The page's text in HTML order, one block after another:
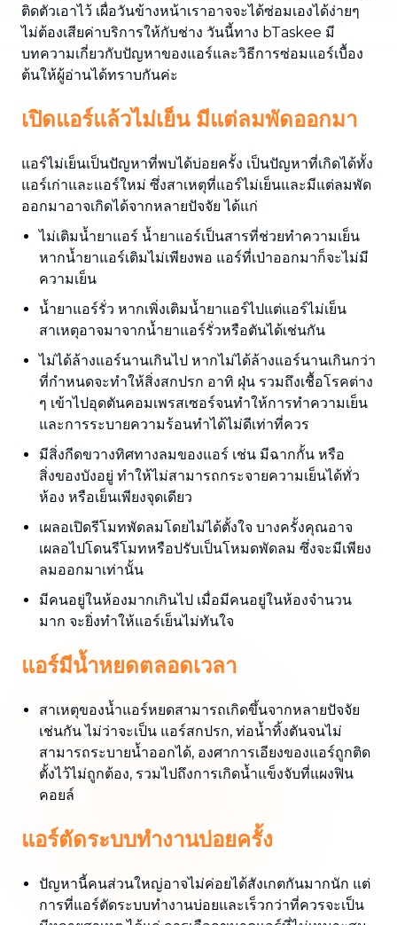
ติดตัวเอาไว้ เผื่อวันข้างหน้าเราอาจจะได้ซ่อมเองได้ง่ายๆ
ไม่ต้องเสียค่าบริการให้กับช่าง วันนี้ทาง bTaskee มี
บทความเกี่ยวกับปัญหาของแอร์และวิธีการซ่อมแอร์เบื้อง
ต้นให้ผู้อ่านได้ทราบกันค่ะ
เปิดแอร์แล้วไม่เย็น มีแต่ลมพัดออกมา
แอร์ไม่เย็นเป็นปัญหาที่พบได้บ่อยครั้ง เป็นปัญหาที่เกิดได้ทั้ง
แอร์เก่าและแอร์ใหม่ ซึ่งสาเหตุที่แอร์ไม่เย็นและมีแต่ลมพัด
ออกมาอาจเกิดได้จากหลายปัจจัย ได้แก่
ไม่เติมน้ำยาแอร์ น้ำยาแอร์เป็นสารที่ช่วยทำความเย็น
หากน้ำยาแอร์เติมไม่เพียงพอ แอร์ที่เป่าออกมาก็จะไม่มี
ความเย็น
น้ำยาแอร์รั่ว หากเพิ่งเติมน้ำยาแอร์ไปแต่แอร์ไม่เย็น
สาเหตุอาจมาจากน้ำยาแอร์รั่วหรือตันได้เช่นกัน
ไม่ได้ล้างแอร์นานเกินไป หากไม่ได้ล้างแอร์นานเกินกว่า
ที่กำหนดจะทำให้สิ่งสกปรก อาทิ ฝุ่น รวมถึงเชื้อโรคต่าง
ๆ เข้าไปอุดตันคอมเพรสเซอร์จนทำให้การทำความเย็น
และการระบายความร้อนทำได้ไม่ดีเท่าที่ควร
มีสิ่งกีดขวางทิศทางลมของแอร์ เช่น มีฉากกั้น หรือ
สิ่งของบังอยู่ ทำให้ไม่สามารถกระจายความเย็นได้ทั่ว
ห้อง หรือเย็นเพียงจุดเดียว
เผลอเปิดรีโมทพัดลมโดยไม่ได้ตั้งใจ บางครั้งคุณอาจ
เผลอไปโดนรีโมทหรือปรับเป็นโหมดพัดลม ซึ่งจะมีเพียง
ลมออกมาเท่านั้น
มีคนอยู่ในห้องมากเกินไป เมื่อมีคนอยู่ในห้องจำนวน
มาก จะยิ่งทำให้แอร์เย็นไม่ทันใจ
แอร์มีน้ำหยดตลอดเวลา
สาเหตุของน้ำแอร์หยดสามารถเกิดขึ้นจากหลายปัจจัย
เช่นกัน ไม่ว่าจะเป็น แอร์สกปรก, ท่อน้ำทิ้งตันจนไม่
สามารถระบายน้ำออกได้, องศาการเอียงของแอร์ถูกติด
ตั้งไว้ไม่ถูกต้อง, รวมไปถึงการเกิดน้ำแข็งจับที่แผงฟิน
คอยล์
แอร์ตัดระบบทำงานบ่อยครั้ง
ปัญหานี้คนส่วนใหญ่อาจไม่ค่อยได้สังเกตกันมากนัก แต่
การที่แอร์ตัดระบบทำงานบ่อยและเร็วกว่าที่ควรจะเป็น